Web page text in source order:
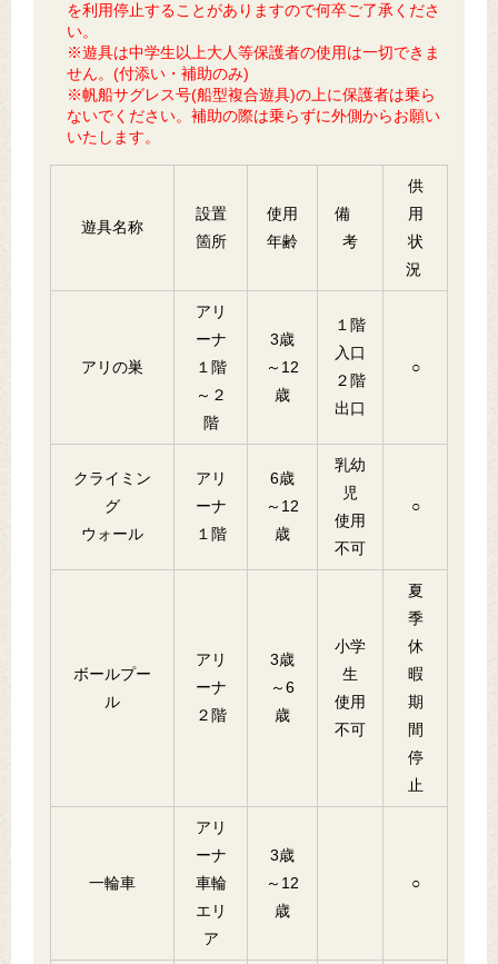
を利用停止することがありますので何卒ご了承くださ
い。
※遊具は中学生以上大人等保護者の使用は一切できま
せん。(付添い・補助のみ)
※帆船サグレス号(船型複合遊具)の上に保護者は乗ら
ないでください。補助の際は乗らずに外側からお願い
いたします。
遊具名称
設置
箇所
使用
年齢
備
考
供
用
状
況
アリの巣
アリ
ーナ
１階
～２
階
3歳
～12
歳
１階
入口
２階
出口
○
クライミン
グ
ウォール
アリ
ーナ
１階
6歳
～12
歳
乳幼
児
使用
不可
○
ボールプー
ル
アリ
ーナ
２階
3歳
～6
歳
小学
生
使用
不可
夏
季
休
暇
期
間
停
止
一輪車
アリ
ーナ
車輪
エリ
ア
3歳
～12
歳
○